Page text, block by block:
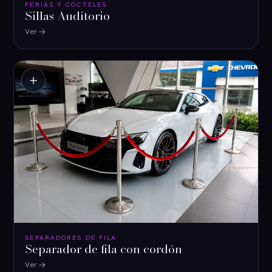
FERIAS Y CÓCTELES
Sillas Auditorio
Ver
SEPARADORES DE FILA
Separador de fila con cordón
Ver
＋